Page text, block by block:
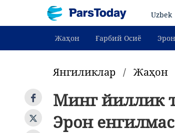
Uzbek
Жаҳон Ғарбий Осиё Эрон
Янгиликлар / Жаҳон
Минг йиллик
Эрон